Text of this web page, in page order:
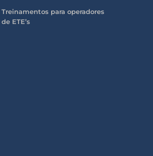
Treinamentos para operadores
de ETE’s